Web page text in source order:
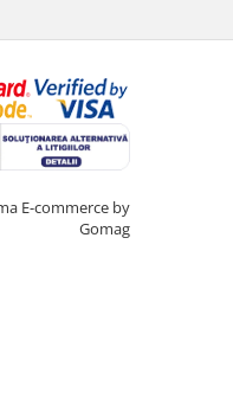
E-commerce by
Gomag